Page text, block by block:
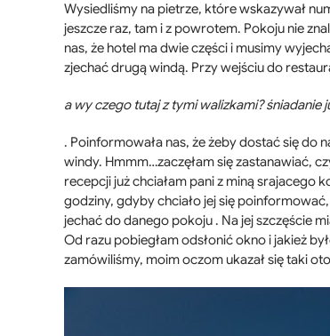
Wysiedliśmy na pietrze, które wskazywał
jeszcze raz, tam i z powrotem. Pokoju nie
nas, że hotel ma dwie części i musimy
zjechać drugą windą. Przy wejściu do
a wy czego tutaj z tymi walizkami? śniadanie
. Poinformowała nas, że żeby dostać się do
windy. Hmmm…zaczęłam się zastanawiać,
recepcji już chciałam pani z miną srajacego
godziny, gdyby chciało jej się
jechać do danego pokoju . Na jej szczęście
Od razu pobiegłam odsłonić okno i jakież
zamówiliśmy, moim oczom ukazał się taki